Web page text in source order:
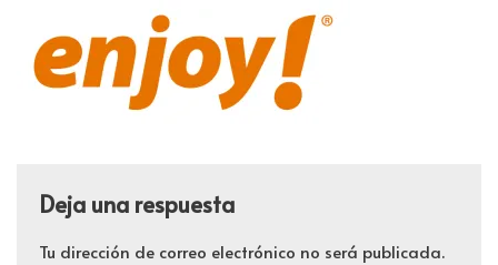
Deja una respuesta
Tu dirección de correo electrónico no será publicada.